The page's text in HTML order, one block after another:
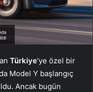
Türkiye‘ye özel bir
Model Y başlangıç
Ancak bugün